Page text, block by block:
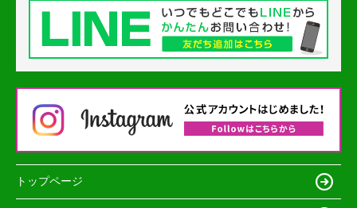
トップページ